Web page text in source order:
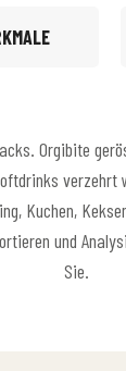
Orgibite
verzehrt
Kuchen,
und
Sie.